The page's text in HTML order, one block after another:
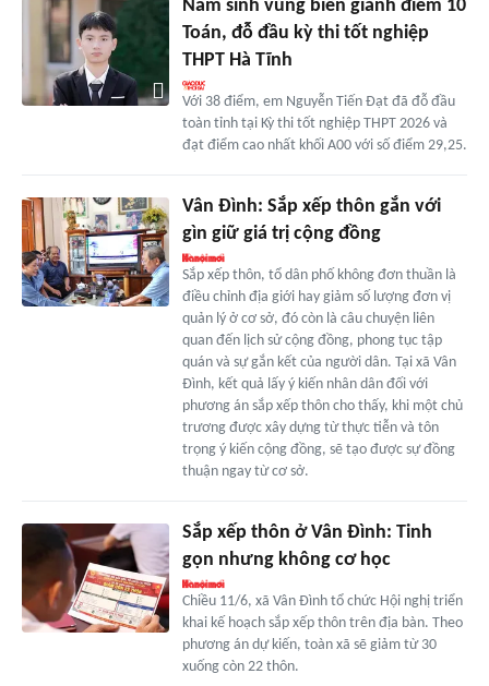
Nam sinh vùng biển giành điểm 10
Toán, đỗ đầu kỳ thi tốt nghiệp
THPT Hà Tĩnh
Với 38 điểm, em Nguyễn Tiến Đạt đã đỗ đầu
toàn tỉnh tại Kỳ thi tốt nghiệp THPT 2026 và
đạt điểm cao nhất khối A00 với số điểm 29,25.
Vân Đình: Sắp xếp thôn gắn với
gìn giữ giá trị cộng đồng
Sắp xếp thôn, tổ dân phố không đơn thuần là
điều chỉnh địa giới hay giảm số lượng đơn vị
quản lý ở cơ sở, đó còn là câu chuyện liên
quan đến lịch sử cộng đồng, phong tục tập
quán và sự gắn kết của người dân. Tại xã Vân
Đình, kết quả lấy ý kiến nhân dân đối với
phương án sắp xếp thôn cho thấy, khi một chủ
trương được xây dựng từ thực tiễn và tôn
trọng ý kiến cộng đồng, sẽ tạo được sự đồng
thuận ngay từ cơ sở.
Sắp xếp thôn ở Vân Đình: Tinh
gọn nhưng không cơ học
Chiều 11/6, xã Vân Đình tổ chức Hội nghị triển
khai kế hoạch sắp xếp thôn trên địa bàn. Theo
phương án dự kiến, toàn xã sẽ giảm từ 30
xuống còn 22 thôn.